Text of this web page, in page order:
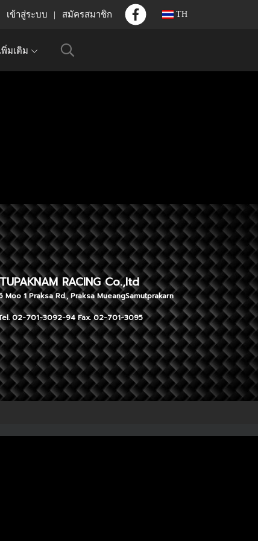
เข้าสู่ระบบ สมัครสมาชิก TH
พิ่มเติม
RACING Co.,ltd
Rd., Praksa MueangSamutprakarn
94 Fax. 02-701-3095